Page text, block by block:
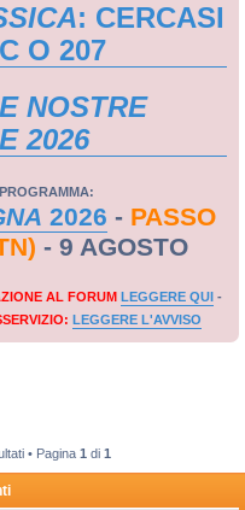
: CERCASI
O 207
NOSTRE
2026
2026 - PASSO
- 9 AGOSTO
AL FORUM LEGGERE QUI -
LEGGERE L'AVVISO
• Pagina 1 di 1